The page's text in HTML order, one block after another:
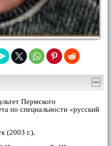
Пермского
по специальности «русский
(2003 г.).